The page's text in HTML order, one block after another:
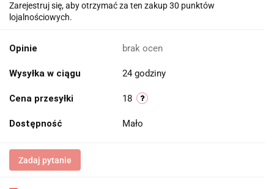
Zarejestruj się, aby otrzymać za ten zakup 30 punktów
lojalnościowych.
Opinie brak ocen
Wysyłka w ciągu 24 godziny
Cena przesyłki 18
Dostępność Mało
Zadaj pytanie